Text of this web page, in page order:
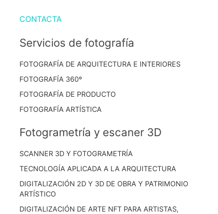
CONTACTA
Servicios de fotografía
FOTOGRAFÍA DE ARQUITECTURA E INTERIORES
FOTOGRAFÍA 360º
FOTOGRAFÍA DE PRODUCTO
FOTOGRAFÍA ARTÍSTICA
Fotogrametría y escaner 3D
SCANNER 3D Y FOTOGRAMETRÍA
TECNOLOGÍA APLICADA A LA ARQUITECTURA
DIGITALIZACIÓN 2D Y 3D DE OBRA Y PATRIMONIO
ARTÍSTICO
DIGITALIZACIÓN DE ARTE NFT PARA ARTISTAS,